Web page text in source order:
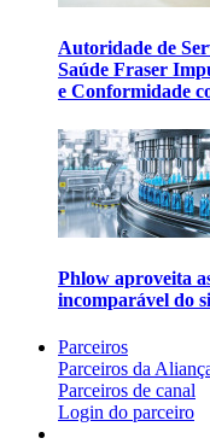
Autoridade de
Saúde Fraser
e Conformidade
Phlow aproveita
incomparável do
Parceiros
Parceiros da
Parceiros de canal
Login do parceiro